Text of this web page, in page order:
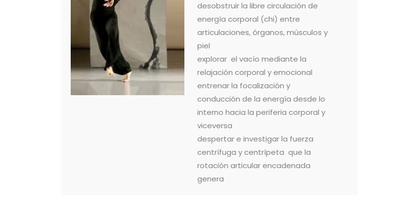
desobstruir la libre circulación de
energía corporal (chi) entre
articulaciones, órganos, músculos y
piel
explorar el vacío mediante la
relajación corporal y emocional
entrenar la focalización y
conducción de la energía desde lo
interno hacia la periferia corporal y
viceversa
despertar e investigar la fuerza
centrífuga y centrípeta que la
rotación articular encadenada
genera